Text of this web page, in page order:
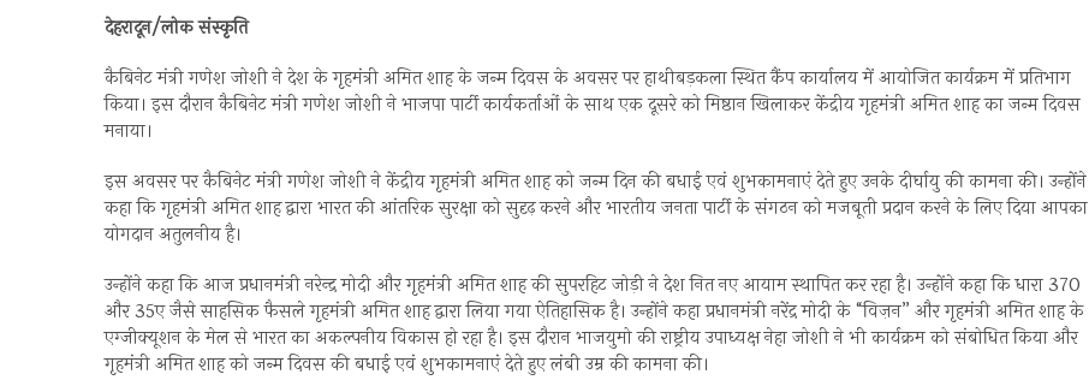
देहरादून/लोक संस्कृति
कैबिनेट मंत्री गणेश जोशी ने देश के गृहमंत्री अमित शाह के जन्म दिवस के अवसर पर हाथीबड़कला स्थित कैंप कार्यालय में आयोजित कार्यक्रम में प्रतिभाग
किया। इस दौरान कैबिनेट मंत्री गणेश जोशी ने भाजपा पार्टी कार्यकर्ताओं के साथ एक दूसरे को मिष्ठान खिलाकर केंद्रीय गृहमंत्री अमित शाह का जन्म दिवस
मनाया।
इस अवसर पर कैबिनेट मंत्री गणेश जोशी ने केंद्रीय गृहमंत्री अमित शाह को जन्म दिन की बधाई एवं शुभकामनाएं देते हुए उनके दीर्घायु की कामना की। उन्होंने
कहा कि गृहमंत्री अमित शाह द्वारा भारत की आंतरिक सुरक्षा को सुदृढ़ करने और भारतीय जनता पार्टी के संगठन को मजबूती प्रदान करने के लिए दिया आपका
योगदान अतुलनीय है।
उन्होंने कहा कि आज प्रधानमंत्री नरेन्द्र मोदी और गृहमंत्री अमित शाह की सुपरहिट जोड़ी ने देश नित नए आयाम स्थापित कर रहा है। उन्होंने कहा कि धारा 370
और 35ए जैसे साहसिक फैसले गृहमंत्री अमित शाह द्वारा लिया गया ऐतिहासिक है। उन्होंने कहा प्रधानमंत्री नरेंद्र मोदी के “विज़न” और गृहमंत्री अमित शाह के
एग्जीक्यूशन के मेल से भारत का अकल्पनीय विकास हो रहा है। इस दौरान भाजयुमो की राष्ट्रीय उपाध्यक्ष नेहा जोशी ने भी कार्यक्रम को संबोधित किया और
गृहमंत्री अमित शाह को जन्म दिवस की बधाई एवं शुभकामनाएं देते हुए लंबी उम्र की कामना की।